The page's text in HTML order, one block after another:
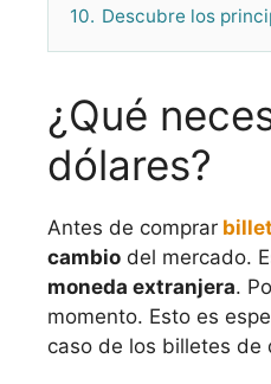
10. Descubre los
¿Qué
dólares?
Antes de comprar
cambio del mercado.
moneda extranjera.
momento. Esto es
caso de los billetes de